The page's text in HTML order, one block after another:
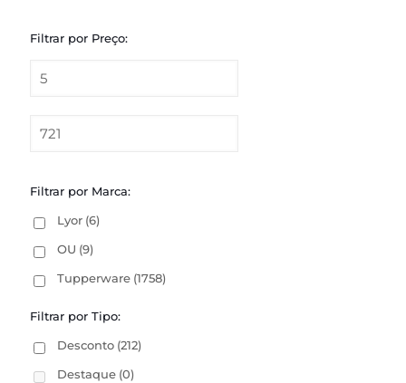
Filtrar por Preço:
Filtrar por Marca:
Lyor (6)
OU (9)
Tupperware (1758)
Filtrar por Tipo:
Desconto (212)
Destaque (0)